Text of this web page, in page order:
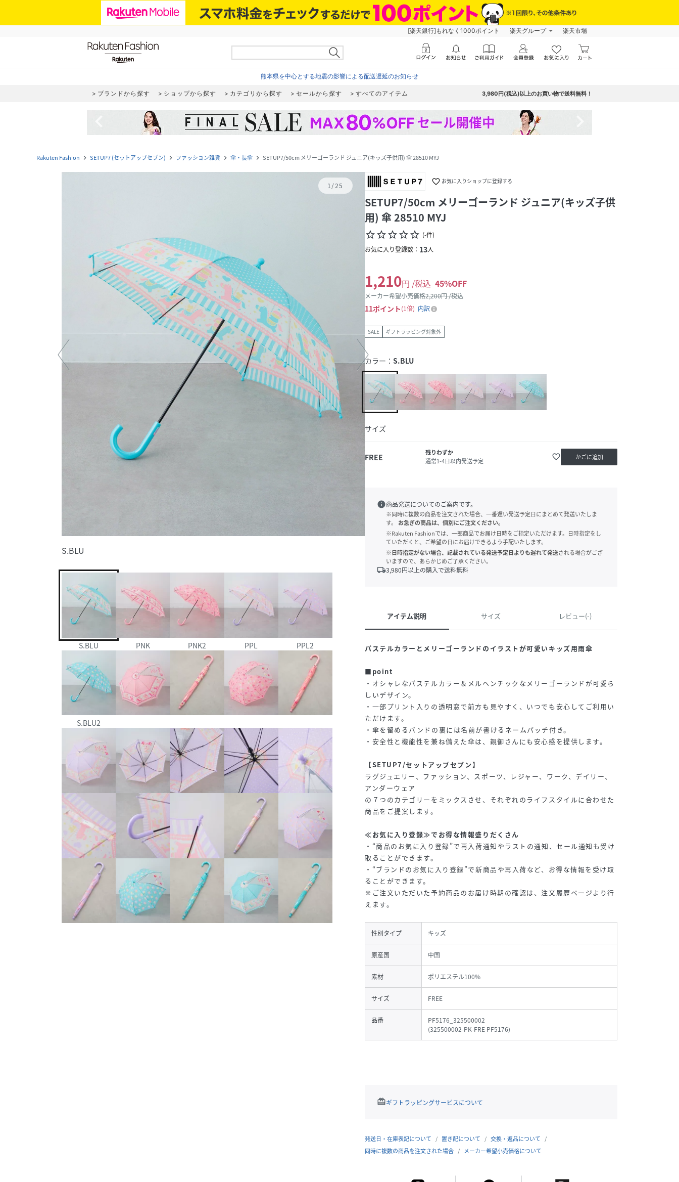
[楽天銀行]もれなく1000ポイント 楽天グループ 楽天市場
熊本県を中心とする地震の影響による配送遅延のお知らせ
ブランドから探す ショップから探す カテゴリから探す セールから探す すべてのアイテム 3,980円(税込)以上のお買い物で送料無料！
Rakuten Fashion navigate_next SETUP7 (セットアップセブン) navigate_next ファッション雑貨 navigate_next 傘・長傘 navigate_next SETUP7/50cm メリーゴーランド ジュニア(キッズ子供用) 傘 28510 MYJ
1/25
S.BLU
S.BLU PNK PNK2 PPL PPL2
S.BLU2
favorite_border お気に入りショップに登録する
SETUP7/50cm メリーゴーランド ジュニア(キッズ子供
用) 傘 28510 MYJ
star_borderstar_borderstar_borderstar_borderstar_border (-件)
お気に入り登録数： 13人
1,210円 /税込 45%OFF
メーカー希望小売価格2,200円 /税込
11ポイント 1倍 内訳
SALE ギフトラッピング対象外
カラー： S.BLU
サイズ
FREE
残りわずか
通常1-4日以内発送予定
favorite_border かごに追加
info商品発送についてのご案内です。
※同時に複数の商品を注文された場合、一番遅い発送予定日にまとめて発送いたしま
す。
お急ぎの商品は、個別にご注文ください。
※Rakuten Fashionでは、一部商品でお届け日時をご指定いただけます。日時指定をし
ていただくと、ご希望の日にお届けできるよう手配いたします。
※日時指定がない場合、記載されている発送予定日よりも遅れて発送される場合がござ
いますので、あらかじめご了承ください。
local_shipping3,980円以上の購入で送料無料
アイテム説明 サイズ レビュー(-)
パステルカラーとメリーゴーランドのイラストが可愛いキッズ用雨傘
■point
・オシャレなパステルカラー＆メルヘンチックなメリーゴーランドが可愛ら
しいデザイン。
・一部プリント入りの透明窓で前方も見やすく、いつでも安心してご利用い
ただけます。
・傘を留めるバンドの裏には名前が書けるネームパッチ付き。
・安全性と機能性を兼ね備えた傘は、親御さんにも安心感を提供します。
【SETUP7/セットアップセブン】
ラグジュエリー、ファッション、スポーツ、レジャー、ワーク、デイリー、
アンダーウェア
の７つのカテゴリーをミックスさせ、それぞれのライフスタイルに合わせた
商品をご提案します。
≪お気に入り登録≫でお得な情報盛りだくさん
・“商品のお気に入り登録”で再入荷通知やラストの通知、セール通知も受け
取ることができます。
・“ブランドのお気に入り登録”で新商品や再入荷など、お得な情報を受け取
ることができます。
※ご注文いただいた予約商品のお届け時期の確認は、注文履歴ページより行
えます。
性別タイプ キッズ
原産国 中国
素材 ポリエステル100%
サイズ FREE
品番
PF5176_325500002
(325500002-PK-FRE PF5176)
redeemギフトラッピングサービスについて
発送日・在庫表記について 置き配について
交換・返品について
同時に複数の商品を注文された場合
メーカー希望小売価格について